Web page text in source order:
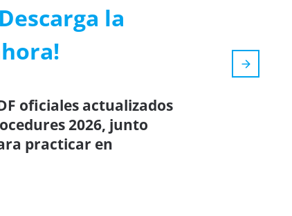
la
oficiales actualizados
2026, junto
practicar en